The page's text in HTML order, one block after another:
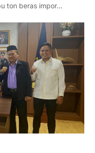
ton beras impor…